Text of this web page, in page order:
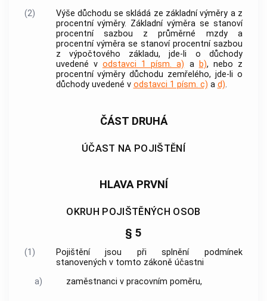
(2)
Výše důchodu se skládá ze základní výměry a z
procentní výměry. Základní výměra se stanoví
procentní sazbou z průměrné mzdy a
procentní výměra se stanoví procentní sazbou
z výpočtového základu, jde-li o důchody
uvedené v odstavci 1 písm. a) a b), nebo z
procentní výměry důchodu zemřelého, jde-li o
důchody uvedené v odstavci 1 písm. c) a d).
ČÁST DRUHÁ
ÚČAST NA POJIŠTĚNÍ
HLAVA PRVNÍ
OKRUH POJIŠTĚNÝCH OSOB
§ 5
(1)
Pojištění jsou při splnění podmínek
stanovených v tomto zákoně účastni
a)
zaměstnanci v pracovním poměru,